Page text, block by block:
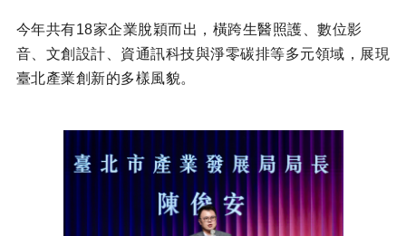
今年共有18家企業脫穎而出，橫跨生醫照護、數位影
音、文創設計、資通訊科技與淨零碳排等多元領域，展現
臺北產業創新的多樣風貌。